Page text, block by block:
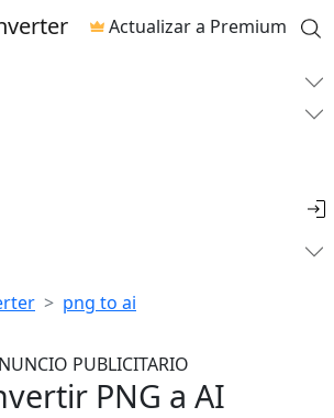
Actualizar a Premium
png to ai
PUBLICITARIO
PNG a AI